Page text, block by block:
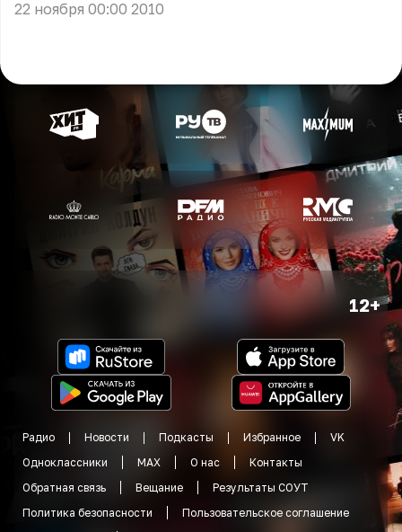
22 ноября 00:00 2010
12+
Радио Новости Подкасты Избранное
VK
Одноклассники
MAX О нас
Контакты
Обратная связь
Вещание
Результаты СОУТ
Политика безопасности
Пользовательское соглашение